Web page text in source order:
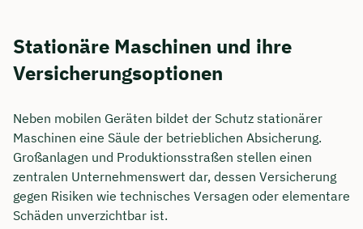
Stationäre Maschinen und ihre
Versicherungsoptionen
Neben mobilen Geräten bildet der Schutz stationärer
Maschinen eine Säule der betrieblichen Absicherung.
Großanlagen und Produktionsstraßen stellen einen
zentralen Unternehmenswert dar, dessen Versicherung
gegen Risiken wie technisches Versagen oder elementare
Schäden unverzichtbar ist.